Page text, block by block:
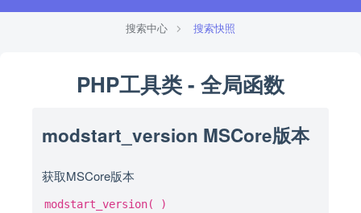
搜索中心 搜索快照
PHP工具类 - 全局函数
modstart_version MSCore版本
获取MSCore版本
modstart_version( )